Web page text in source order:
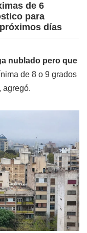
de 6
para
días
nublado pero que
de 8 o 9 grados
agregó.